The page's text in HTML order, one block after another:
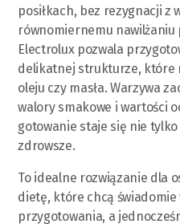
posiłkach, bez rezygnacji z
równomiernemu
Electrolux pozwala
delikatnej strukturze, które
oleju czy masła. Warzywa
walory smakowe i wartości
gotowanie staje się nie
zdrowsze.
To idealne rozwiązanie dla
dietę, które chcą
przygotowania, a